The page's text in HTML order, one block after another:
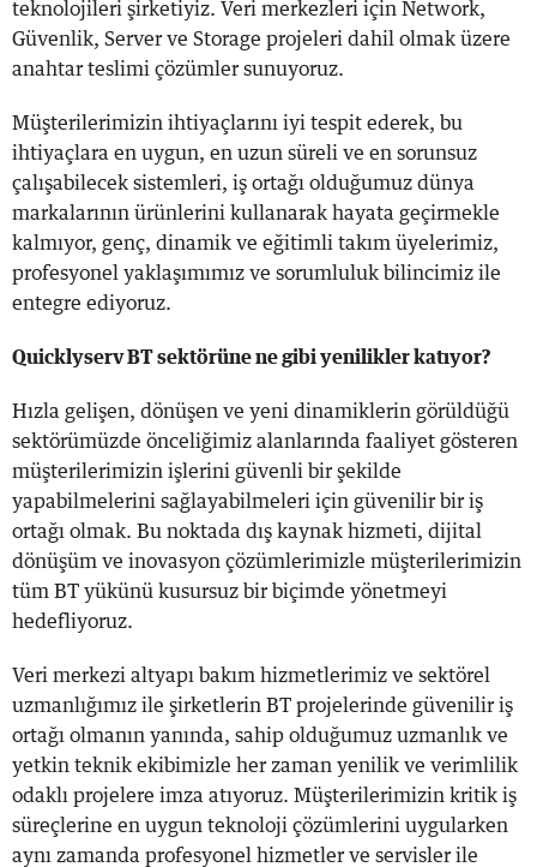
teknolojileri şirketiyiz. Veri merkezleri için Network,
Güvenlik, Server ve Storage projeleri dahil olmak üzere
anahtar teslimi çözümler sunuyoruz.
Müşterilerimizin ihtiyaçlarını iyi tespit ederek, bu
ihtiyaçlara en uygun, en uzun süreli ve en sorunsuz
çalışabilecek sistemleri, iş ortağı olduğumuz dünya
markalarının ürünlerini kullanarak hayata geçirmekle
kalmıyor, genç, dinamik ve eğitimli takım üyelerimiz,
profesyonel yaklaşımımız ve sorumluluk bilincimiz ile
entegre ediyoruz.
Quicklyserv BT sektörüne ne gibi yenilikler katıyor?
Hızla gelişen, dönüşen ve yeni dinamiklerin görüldüğü
sektörümüzde önceliğimiz alanlarında faaliyet gösteren
müşterilerimizin işlerini güvenli bir şekilde
yapabilmelerini sağlayabilmeleri için güvenilir bir iş
ortağı olmak. Bu noktada dış kaynak hizmeti, dijital
dönüşüm ve inovasyon çözümlerimizle müşterilerimizin
tüm BT yükünü kusursuz bir biçimde yönetmeyi
hedefliyoruz.
Veri merkezi altyapı bakım hizmetlerimiz ve sektörel
uzmanlığımız ile şirketlerin BT projelerinde güvenilir iş
ortağı olmanın yanında, sahip olduğumuz uzmanlık ve
yetkin teknik ekibimizle her zaman yenilik ve verimlilik
odaklı projelere imza atıyoruz. Müşterilerimizin kritik iş
süreçlerine en uygun teknoloji çözümlerini uygularken
aynı zamanda profesyonel hizmetler ve servisler ile